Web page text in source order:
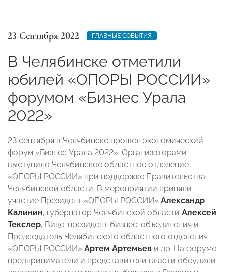
23 Сентября 2022 ГЛАВНЫЕ СОБЫТИЯ
В Челябинске отметили
юбилей «ОПОРЫ РОССИИ»
форумом «Бизнес Урала
2022»
23 сентября в Челябинске прошел экономический
форум «Бизнес Урала 2022». Организаторами
выступило Челябинское областное отделение
«ОПОРЫ РОССИИ» при поддержке Правительства
Челябинской области. В мероприятии приняли
участие Президент «ОПОРЫ РОССИИ» Александр
Калинин, губернатор Челябинской области Алексей
Текслер, Вице-президент бизнес-объединения и
Председатель Челябинского областного отделения
«ОПОРЫ РОССИИ» Артем Артемьев и др. На форуме
предприниматели и представители власти обсудили